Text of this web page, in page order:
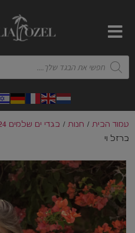
עמוד הבית / חנות / בגדי ים שלמים 2024
ברזל וי